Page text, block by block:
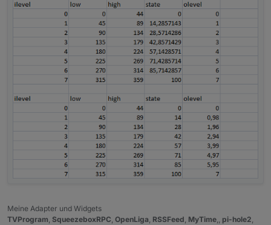
Meine Adapter und Widgets
TVProgram, SqueezeboxRPC, OpenLiga, RSSFeed, MyTime,, pi-hole2,